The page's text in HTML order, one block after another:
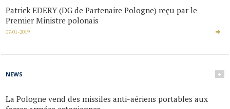
Patrick EDERY (DG de Partenaire Pologne) reçu par le
Premier Ministre polonais
07-01-2019
NEWS +
La Pologne vend des missiles anti-aériens portables aux